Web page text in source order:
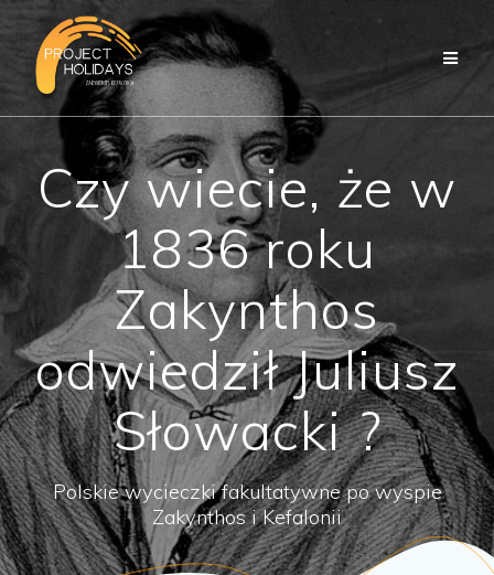
do
treści
Czy wiecie, że w
1836 roku
Zakynthos
odwiedził Juliusz
Słowacki ?
Polskie wycieczki fakultatywne po wyspie
Zakynthos i Kefalonii